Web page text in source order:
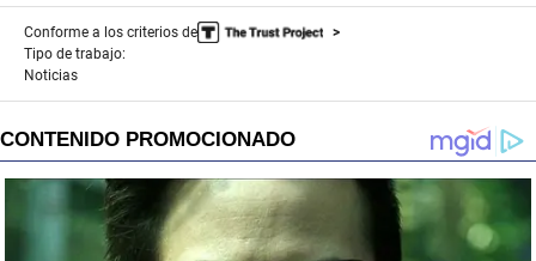
Conforme a los criterios de
Tipo de trabajo:
Noticias